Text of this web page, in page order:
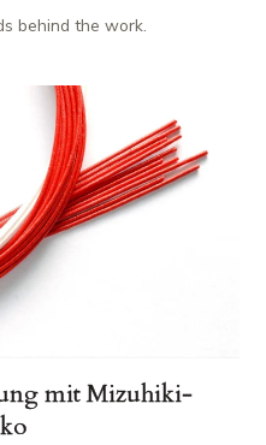
behind the work.
mit Mizuhiki-